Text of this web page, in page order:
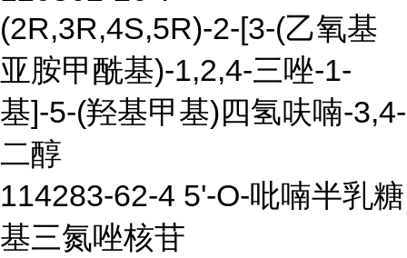
(2R,3R,4S,5R)-2-[3-(乙氧基
亚胺甲酰基)-1,2,4-三唑-1-
基]-5-(羟基甲基)四氢呋喃-3,4-
二醇
114283-62-4 5'-O-吡喃半乳糖
基三氮唑核苷